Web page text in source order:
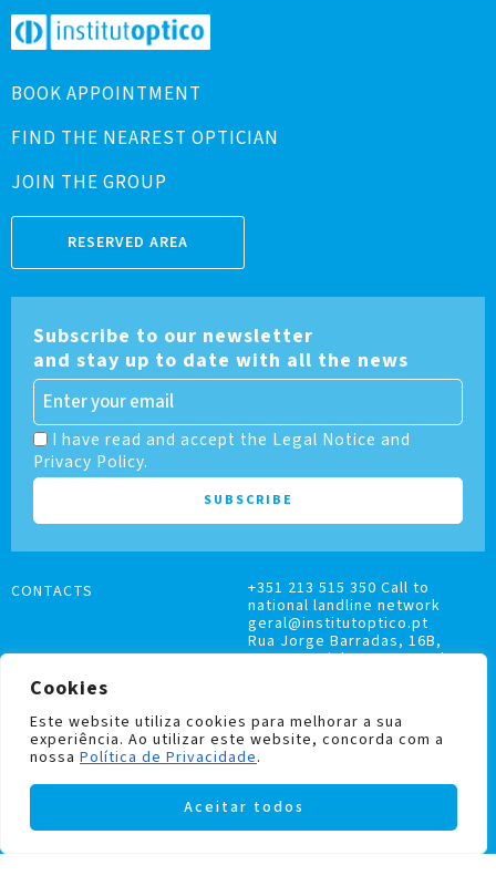
Cookies
Este website utiliza cookies para melhorar a sua
experiência. Ao utilizar este website, concorda com a
nossa Política de Privacidade.
Aceitar todos
BOOK APPOINTMENT
FIND THE NEAREST OPTICIAN
JOIN THE GROUP
RESERVED AREA
Subscribe to our newsletter
and stay up to date with all the news
I have read and accept the Legal Notice and
Privacy Policy.
COMPLAINTS BOOK
PRIVACY AND COOKIES POLICY
CONTACTS
+351 213 515 350 Call to
national landline network
geral@institutoptico.pt
Rua Jorge Barradas, 16B,
1500-370 Lisboa, Portugal